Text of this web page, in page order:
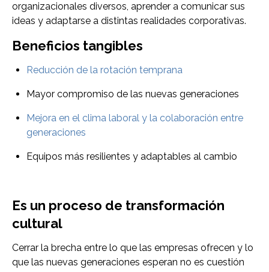
organizacionales diversos, aprender a comunicar sus
ideas y adaptarse a distintas realidades corporativas.
Beneficios tangibles
Reducción de la rotación temprana
Mayor compromiso de las nuevas generaciones
Mejora en el clima laboral y la colaboración entre
generaciones
Equipos más resilientes y adaptables al cambio
Es un proceso de transformación
cultural
Cerrar la brecha entre lo que las empresas ofrecen y lo
que las nuevas generaciones esperan no es cuestión